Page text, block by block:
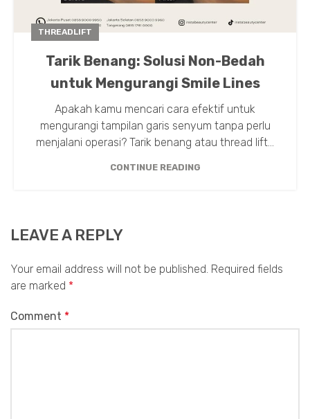
THREADLIFT
Tarik Benang: Solusi Non-Bedah
untuk Mengurangi Smile Lines
Apakah kamu mencari cara efektif untuk
mengurangi tampilan garis senyum tanpa perlu
menjalani operasi? Tarik benang atau thread lift...
CONTINUE READING
LEAVE A REPLY
Your email address will not be published. Required fields
are marked *
Comment *